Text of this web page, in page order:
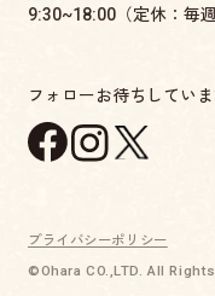
9:30~18:00（定休：毎
フォローお待ちしてい
プライバシーポリシー
©Ohara CO.,LTD. All